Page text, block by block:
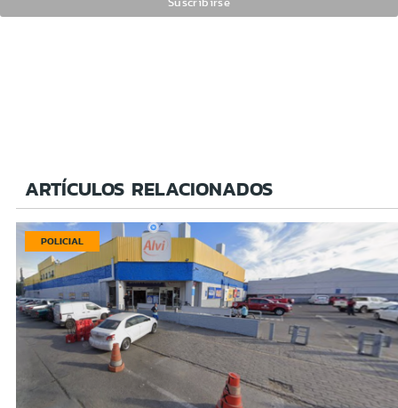
ARTÍCULOS RELACIONADOS
POLICIAL